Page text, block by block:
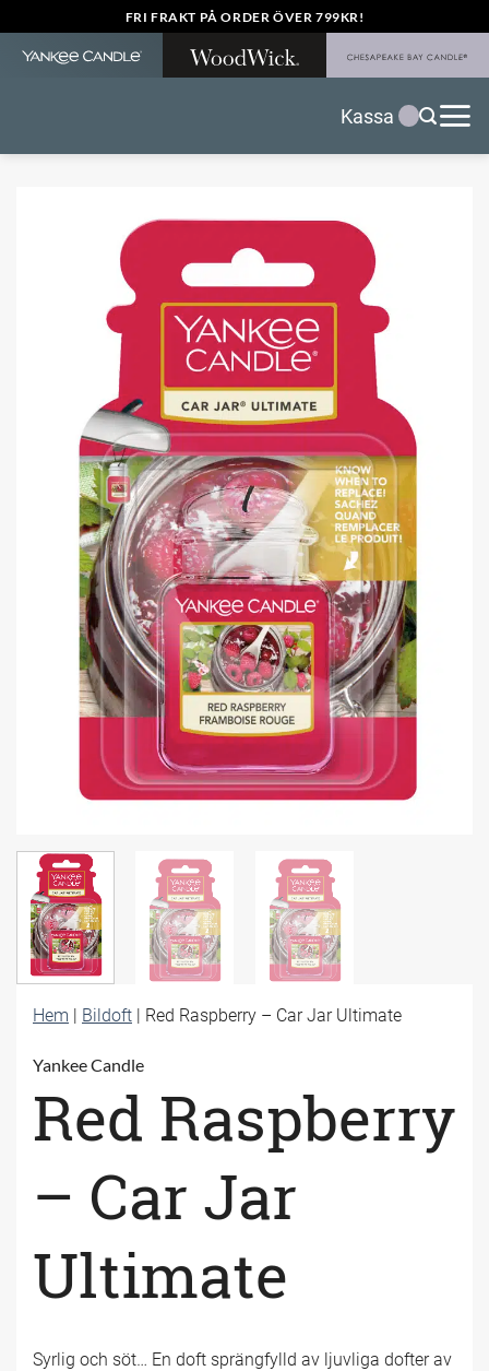
to
content
FRI FRAKT PÅ ORDER ÖVER 799KR!
Kassa
Hem | Bildoft | Red Raspberry – Car Jar Ultimate
Yankee Candle
Red Raspberry
– Car Jar
Ultimate
Syrlig och söt… En doft sprängfylld av ljuvliga dofter av